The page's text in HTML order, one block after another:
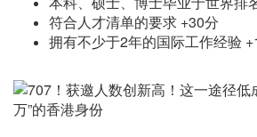
符合人才清单的要求 +30分
拥有不少于2年的国际工作经验